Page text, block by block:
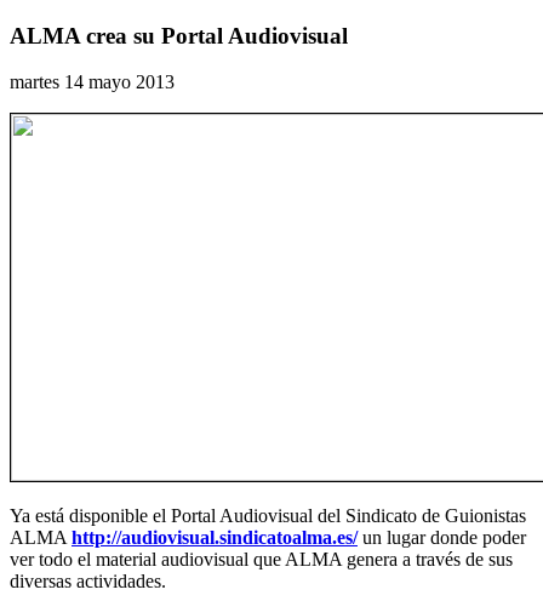
ALMA crea su Portal Audiovisual
martes 14 mayo 2013
Ya está disponible el Portal Audiovisual del Sindicato de Guionistas
ALMAhttp://audiovisual.sindicatoalma.es/un lugar donde poder
ver todo el material audiovisual que ALMA genera a través de sus
diversas actividades.